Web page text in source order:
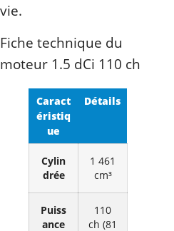
vie.
Fiche technique du
moteur 1.5 dCi 110 ch
Caract
éristiq
ue
Détails
Cylin
drée
1 461
cm³
Puiss
ance
110
ch (81